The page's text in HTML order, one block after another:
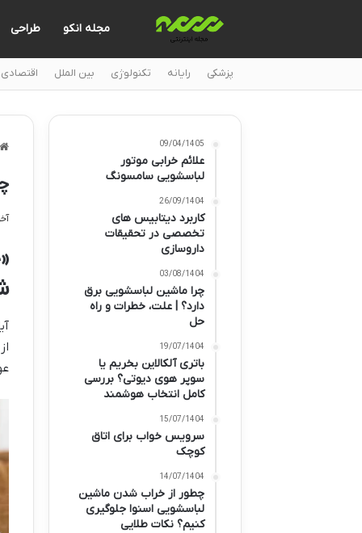
مجله انکو طراحی
پزشکی رایانه تکنولوژی بین الملل اقتصادی
09/04/1405
علائم خرابی موتور
لباسشویی سامسونگ
26/09/1404
کاربرد دیتابیس های
تخصصی در تحقیقات
داروسازی
03/08/1404
چرا ماشین لباسشویی برق
دارد؟ | علت، خطرات و راه
حل
19/07/1404
باتری آلکالاین بخریم یا
سوپر هوی دیوتی؟ بررسی
کامل انتخاب هوشمند
15/07/1404
سرویس خواب برای اتاق
کوچک
14/07/1404
چطور از خراب شدن ماشین
لباسشویی اسنوا جلوگیری
کنیم؟ نکات طلایی